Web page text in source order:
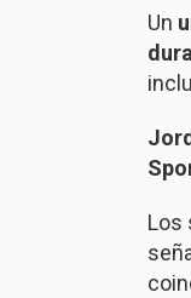
Un
Los